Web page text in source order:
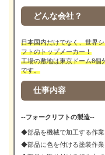
どんな会社？
日本国内だけでなく、世界
フトのトップメーカー！
工場の敷地は東京ドーム8個
です。
仕事内容
--フォークリフトの製造--
◆部品を機械で加工する作業
◆部品に色を付ける塗装作業